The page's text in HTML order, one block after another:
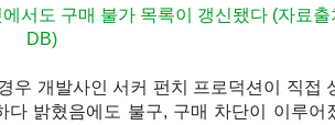
서도 구매 불가 목록이 갱신됐다 (자료출
DB)
우 개발사인 서커 펀치 프로덕션이 직접
밝혔음에도 불구, 구매 차단이 이루어